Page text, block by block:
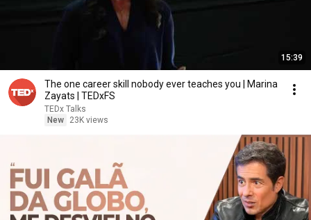
15:39
The one career skill nobody ever teaches you | Marina
Zayats | TEDxFS
TEDx Talks
New
23K views